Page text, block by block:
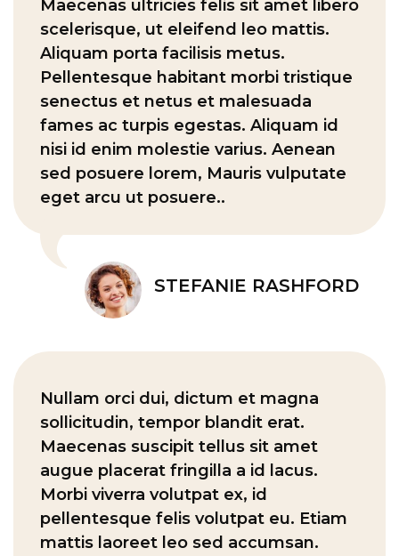
Maecenas ultricies felis sit amet libero
scelerisque, ut eleifend leo mattis.
Aliquam porta facilisis metus.
Pellentesque habitant morbi tristique
senectus et netus et malesuada
fames ac turpis egestas. Aliquam id
nisi id enim molestie varius. Aenean
sed posuere lorem, Mauris vulputate
eget arcu ut posuere..
STEFANIE RASHFORD
Nullam orci dui, dictum et magna
sollicitudin, tempor blandit erat.
Maecenas suscipit tellus sit amet
augue placerat fringilla a id lacus.
Morbi viverra volutpat ex, id
pellentesque felis volutpat eu. Etiam
mattis laoreet leo sed accumsan.